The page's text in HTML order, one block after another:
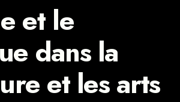
et le
dans la
et les arts